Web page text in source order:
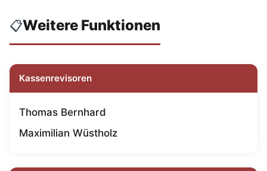
📋Weitere Funktionen
Kassenrevisoren
Thomas Bernhard
Maximilian Wüstholz